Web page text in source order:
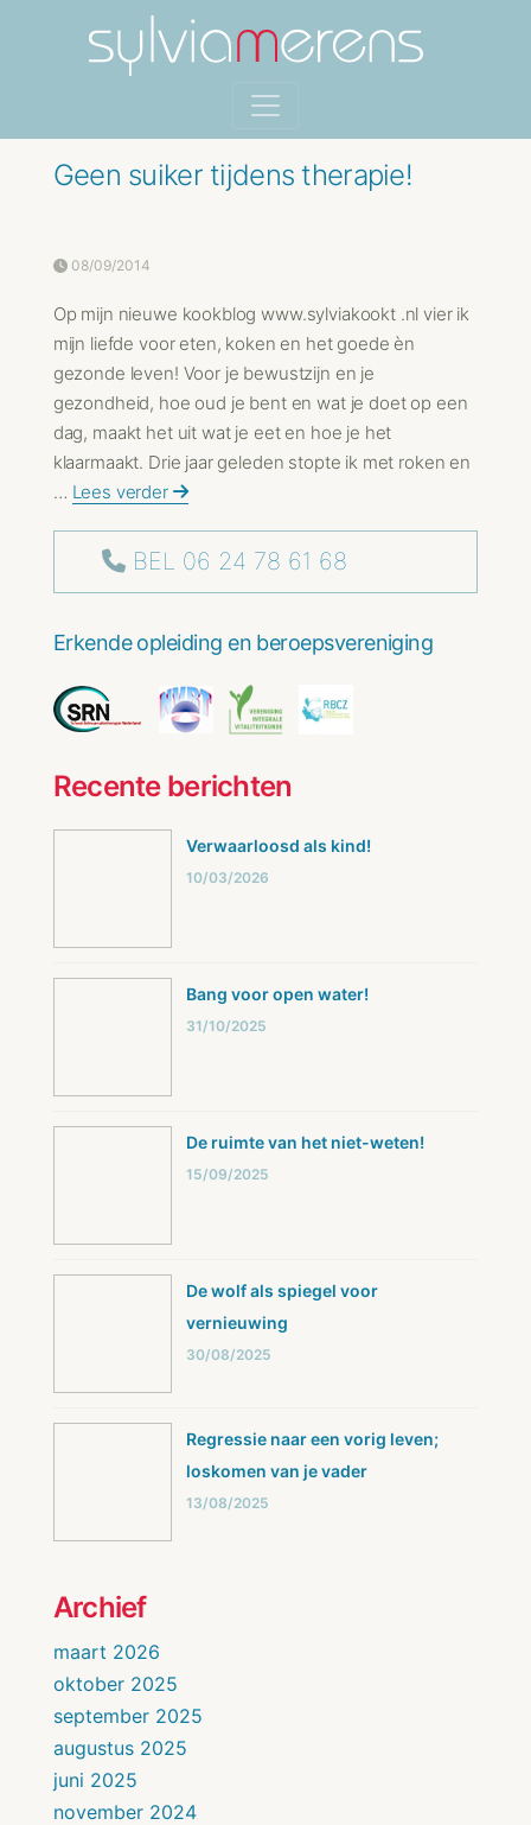
Geen suiker tijdens therapie!
08/09/2014
Op mijn nieuwe kookblog www.sylviakookt .nl vier ik
mijn liefde voor eten, koken en het goede èn
gezonde leven! Voor je bewustzijn en je
gezondheid, hoe oud je bent en wat je doet op een
dag, maakt het uit wat je eet en hoe je het
klaarmaakt. Drie jaar geleden stopte ik met roken en
… Lees verder
BEL 06 24 78 61 68
Erkende opleiding en beroepsvereniging
Recente berichten
Verwaarloosd als kind!
10/03/2026
Bang voor open water!
31/10/2025
De ruimte van het niet-weten!
15/09/2025
De wolf als spiegel voor
vernieuwing
30/08/2025
Regressie naar een vorig leven;
loskomen van je vader
13/08/2025
Archief
maart 2026
oktober 2025
september 2025
augustus 2025
juni 2025
november 2024